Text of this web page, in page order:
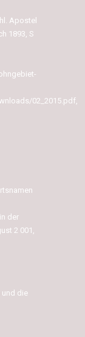
Apostel
1893, S
02_2015.pdf,
der
2 001,
und die